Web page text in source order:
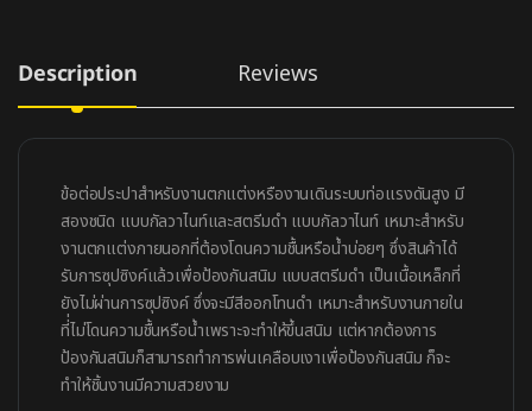
Description Reviews
ข้อต่อประปาสำหรับงานตกแต่งหรืองานเดินระบบท่อแรงดันสูง มี
สองชนิด แบบกัลวาไนท์และสตรีมดำ แบบกัลวาไนท์ เหมาะสำหรับ
งานตกแต่งภายนอกที่ต้องโดนความชื้นหรือน้ำบ่อยๆ ซึ่งสินค้าได้
รับการซุปซิงค์แล้วเพื่อป้องกันสนิม แบบสตรีมดำ เป็นเนื้อเหล็กที่
ยังไม่ผ่านการซุปซิงค์ ซึ่งจะมีสีออกโทนดำ เหมาะสำหรับงานภายใน
ที่่ไม่โดนความชื้นหรือน้ำเพราะจะทำให้ขึ้นสนิม แต่หากต้องการ
ป้องกันสนิมก็สามารถทำการพ่นเคลือบเงาเพื่อป้องกันสนิม ก็จะ
ทำให้ชิ้นงานมีความสวยงาม